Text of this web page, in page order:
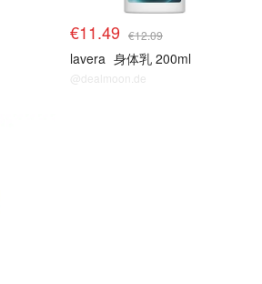
€11.49 €12.09
lavera 身体乳 200ml
@dealmoon.de